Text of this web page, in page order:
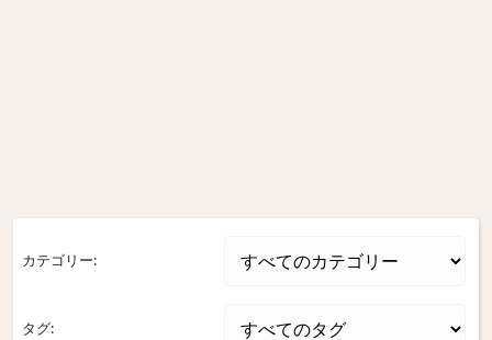
カテゴリー:
タグ: